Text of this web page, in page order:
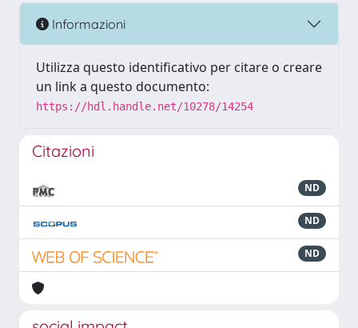
Informazioni
Utilizza questo identificativo per citare o creare
un link a questo documento:
https://hdl.handle.net/10278/14254
Citazioni
ND
ND
ND